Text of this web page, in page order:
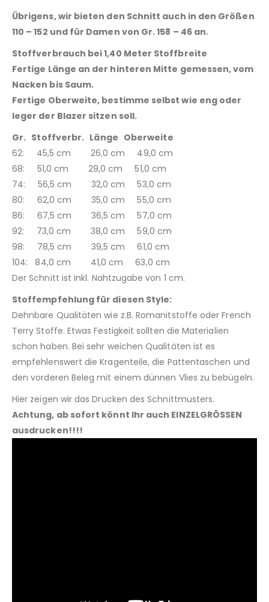
Übrigens, wir bieten den Schnitt auch in den Größen
110 – 152 und für Damen von Gr. 158 – 46 an.
Stoffverbrauch bei 1,40 Meter Stoffbreite
Fertige Länge an der hinteren Mitte gemessen, vom
Nacken bis Saum.
Fertige Oberweite, bestimme selbst wie eng oder
leger der Blazer sitzen soll.
Gr. Stoffverbr. Länge Oberweite
62: 45,5 cm 26,0 cm 49,0 cm
68: 51,0 cm 29,0 cm 51,0 cm
74: 56,5 cm 32,0 cm 53,0 cm
80: 62,0 cm 35,0 cm 55,0 cm
86: 67,5 cm 36,5 cm 57,0 cm
92: 73,0 cm 38,0 cm 59,0 cm
98: 78,5 cm 39,5 cm 61,0 cm
104: 84,0 cm 41,0 cm 63,0 cm
Der Schnitt ist inkl. Nahtzugabe von 1 cm.
Stoffempfehlung für diesen Style:
Dehnbare Qualitäten wie z.B. Romanitstoffe oder French
Terry Stoffe. Etwas Festigkeit sollten die Materialien
schon haben. Bei sehr weichen Qualitäten ist es
empfehlenswert die Kragenteile, die Pattentaschen und
den vorderen Beleg mit einem dünnen Vlies zu bebügeln.
Hier zeigen wir das Drucken des Schnittmusters.
Achtung, ab sofort könnt Ihr auch EINZELGRÖSSEN
ausdrucken!!!!